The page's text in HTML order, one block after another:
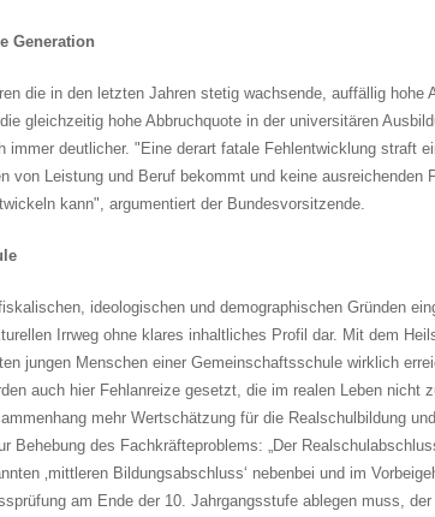
Generation
die in den letzten Jahren stetig wachsende, auffällig hohe
gleichzeitig hohe Abbruchquote in der universitären
immer deutlicher. "Eine derart fatale Fehlentwicklung straft
von Leistung und Beruf bekommt und keine ausreichenden
kann", argumentiert der Bundesvorsitzende.
ideologischen und demographischen Gründen
Irrweg ohne klares inhaltliches Profil dar. Mit dem
jungen Menschen einer Gemeinschaftsschule wirklich
auch hier Fehlanreize gesetzt, die im realen Leben nicht
mehr Wertschätzung für die Realschulbildung
Behebung des Fachkräfteproblems: „Der
‚mittleren Bildungsabschluss‘ nebenbei und im
am Ende der 10. Jahrgangsstufe ablegen muss,